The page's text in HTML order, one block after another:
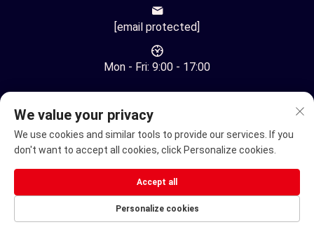
[email protected]
Mon - Fri: 9:00 - 17:00
Technology Co., Ltd. Lahat ng Karapatan ay Nakareserba -
Patakaran sa Pagkakapribado
De-koryenteng wheelchair Electric Mobility Scooter
We value your privacy
We use cookies and similar tools to provide our services. If you
don't want to accept all cookies, click Personalize cookies.
Personalize cookies
Accept all